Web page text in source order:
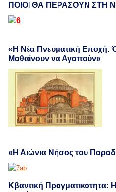
ΠΟΙΟΙ ΘΑ ΠΕΡΑΣΟΥΝ ΣΤΗ
«Η Νέα Πνευματική Εποχή:
Μαθαίνουν να Αγαπούν»
«Η Αιώνια Νήσος του
Κβαντική Πραγματικότητα: